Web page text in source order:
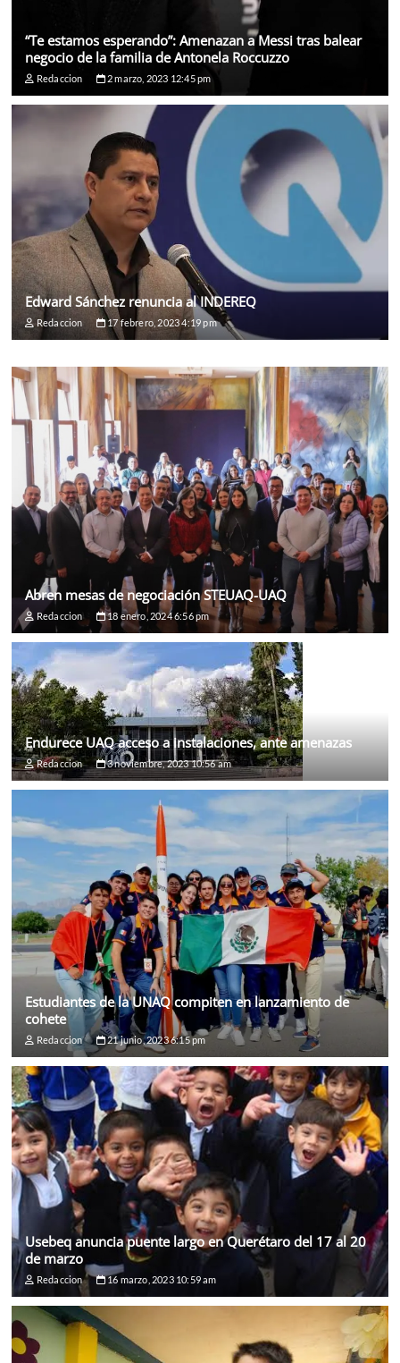
“Te estamos esperando”: Amenazan a Messi tras balear
negocio de la familia de Antonela Roccuzzo
Redaccion 2 marzo, 2023 12:45 pm
Edward Sánchez renuncia al INDEREQ
Redaccion 17 febrero, 2023 4:19 pm
Abren mesas de negociación STEUAQ-UAQ
Redaccion 18 enero, 2024 6:56 pm
Endurece UAQ acceso a instalaciones, ante amenazas
Redaccion 3 noviembre, 2023 10:56 am
Estudiantes de la UNAQ compiten en lanzamiento de
cohete
Redaccion 21 junio, 2023 6:15 pm
Usebeq anuncia puente largo en Querétaro del 17 al 20
de marzo
Redaccion 16 marzo, 2023 10:59 am